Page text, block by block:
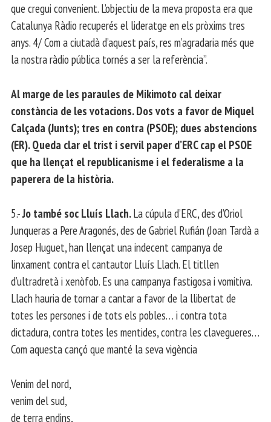
que cregui convenient. L’objectiu de la meva proposta era que
Catalunya Ràdio recuperés el lideratge en els pròxims tres
anys. 4/ Com a ciutadà d’aquest país, res m’agradaria més que
la nostra ràdio pública tornés a ser la referència”.
Al marge de les paraules de Mikimoto cal deixar
constància de les votacions. Dos vots a favor de Miquel
Calçada (Junts); tres en contra (PSOE); dues abstencions
(ER). Queda clar el trist i servil paper d’ERC cap el PSOE
que ha llençat el republicanisme i el federalisme a la
paperera de la història.
5.-Jo també soc Lluís Llach.La cúpula d’ERC, des d’Oriol
Junqueras a Pere Aragonés, des de Gabriel Rufián (Joan Tardà a
Josep Huguet, han llençat una indecent campanya de
linxament contra el cantautor Lluís Llach. El titllen
d’ultradretà i xenòfob. Es una campanya fastigosa i vomitiva.
Llach hauria de tornar a cantar a favor de la llibertat de
totes les persones i de tots els pobles… i contra tota
dictadura, contra totes les mentides, contra les clavegueres…
Com aquesta cançó que manté la seva vigència
Venim del nord,
venim del sud,
de terra endins,